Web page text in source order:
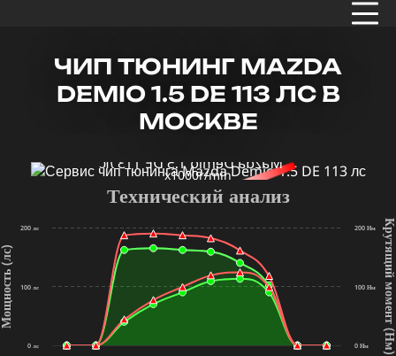
ЧИП ТЮНИНГ MAZDA
DEMIO 1.5 DE 113 ЛС В
МОСКВЕ
x1000r/min
(лс)
Технический анализ
0 лс
100 лс
200 лс
0 Нм
100 Нм
200 Нм